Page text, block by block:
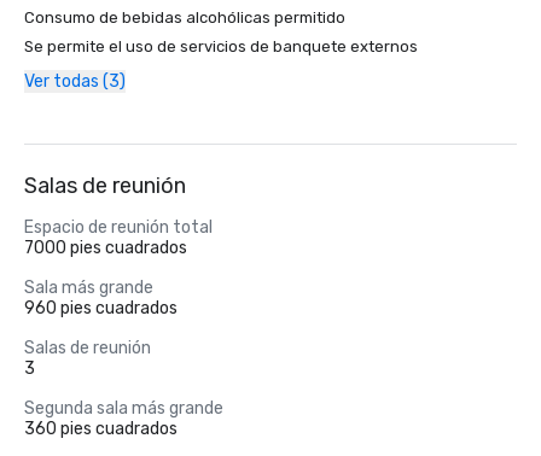
Consumo de bebidas alcohólicas permitido
Se permite el uso de servicios de banquete externos
Ver todas (3)
Salas de reunión
Espacio de reunión total
7000 pies cuadrados
Sala más grande
960 pies cuadrados
Salas de reunión
3
Segunda sala más grande
360 pies cuadrados